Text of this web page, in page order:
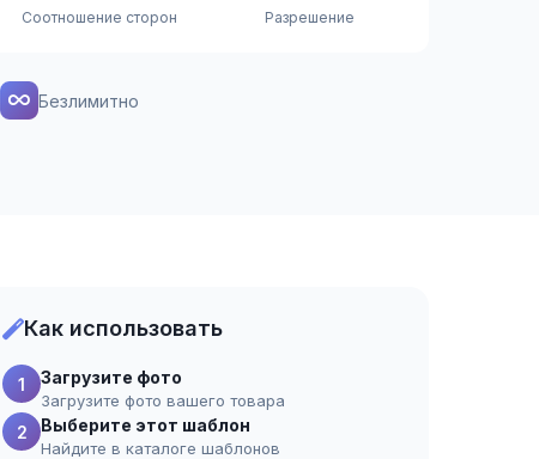
Соотношение сторон Разрешение
Безлимитно
Как использовать
1 Загрузите фото
Загрузите фото вашего товара
2 Выберите этот шаблон
Найдите в каталоге шаблонов